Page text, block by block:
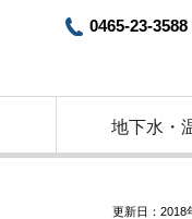
0465-23-3588
地下水・
更新日：2018